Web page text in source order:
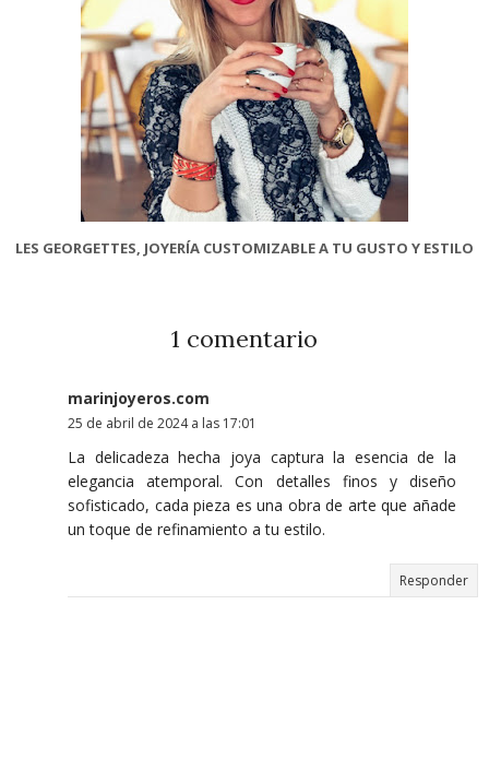
LES GEORGETTES, JOYERÍA CUSTOMIZABLE A TU GUSTO Y ESTILO
1 comentario
marinjoyeros.com
25 de abril de 2024 a las 17:01
La delicadeza hecha joya captura la esencia de la
elegancia atemporal. Con detalles finos y diseño
sofisticado, cada pieza es una obra de arte que añade
un toque de refinamiento a tu estilo.
Responder